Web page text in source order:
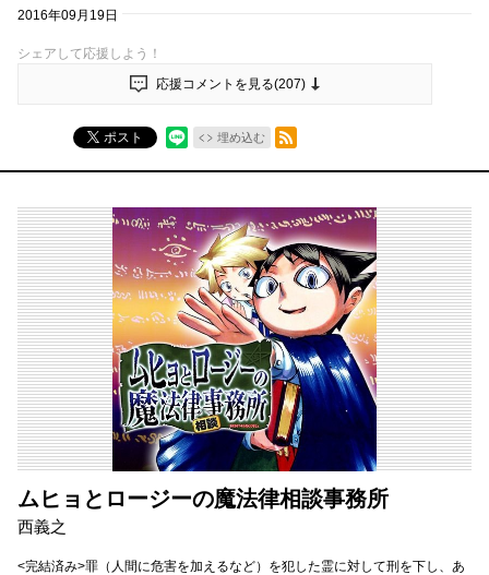
2016年09月19日
シェアして応援しよう！
応援コメントを見る(207)
ポスト 埋め込む
RSSフィード
ムヒョとロージーの魔法律相談事務所
西義之
<完結済み>罪（人間に危害を加えるなど）を犯した霊に対して刑を下し、あ